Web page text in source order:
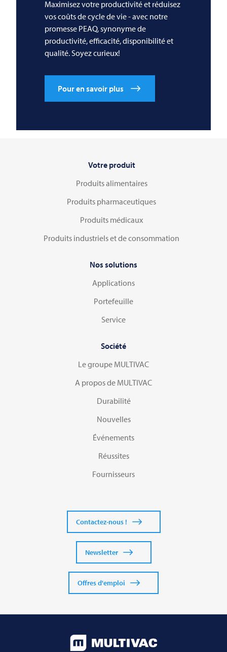
Maximisez votre productivité et réduisez
vos coûts de cycle de vie - avec notre
promesse PEAQ, synonyme de
productivité, efficacité, disponibilité et
qualité. Soyez curieux!
Pour en savoir plus
Votre produit
Produits alimentaires
Produits pharmaceutiques
Produits médicaux
Produits industriels et de consommation
Nos solutions
Applications
Portefeuille
Service
Société
Le groupe MULTIVAC
A propos de MULTIVAC
Durabilité
Nouvelles
Événements
Réussites
Fournisseurs
Contactez-nous !
Newsletter
Offres d'emploi